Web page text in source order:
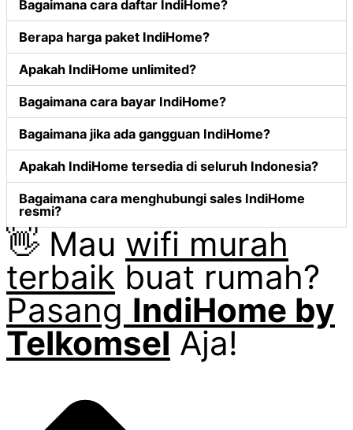
Bagaimana cara daftar IndiHome?
Berapa harga paket IndiHome?
Apakah IndiHome unlimited?
Bagaimana cara bayar IndiHome?
Bagaimana jika ada gangguan IndiHome?
Apakah IndiHome tersedia di seluruh Indonesia?
Bagaimana cara menghubungi sales IndiHome
resmi?
👋 Mau wifi murah
terbaik buat rumah?
Pasang IndiHome by
Telkomsel Aja!